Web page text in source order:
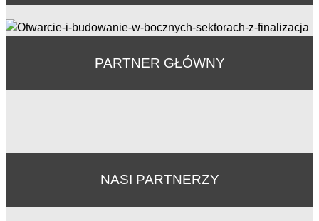
PARTNER GŁÓWNY
NASI PARTNERZY